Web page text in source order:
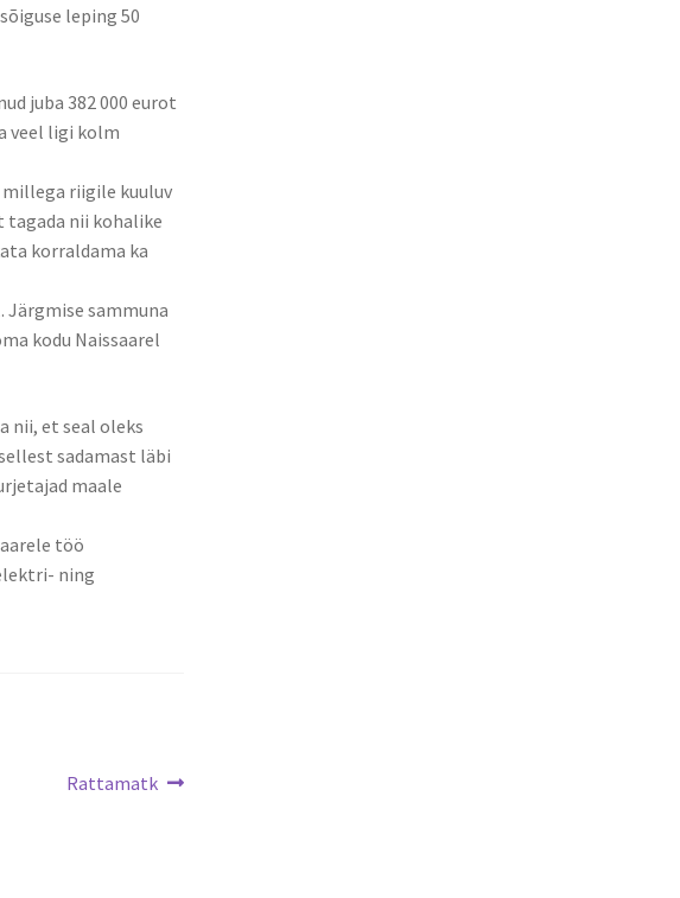
leping 50
juba 382 000 eurot
veel ligi kolm
millega riigile kuuluv
tagada nii kohalike
korraldama ka
Järgmise sammuna
kodu Naissaarel
nii, et seal oleks
sadamast läbi
maale
töö
ning
Järgmine
Rattamatk